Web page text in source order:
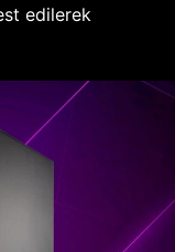
edilerek